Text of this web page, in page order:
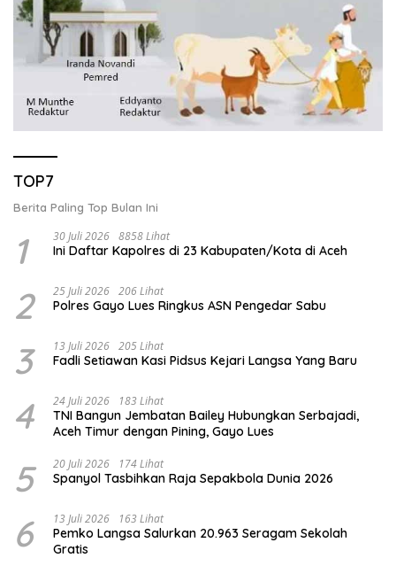
TOP7
Berita Paling Top Bulan Ini
1 30 Juli 2026 8858 Lihat
Ini Daftar Kapolres di 23 Kabupaten/Kota di Aceh
2 25 Juli 2026 206 Lihat
Polres Gayo Lues Ringkus ASN Pengedar Sabu
3 13 Juli 2026 205 Lihat
Fadli Setiawan Kasi Pidsus Kejari Langsa Yang Baru
4 24 Juli 2026 183 Lihat
TNI Bangun Jembatan Bailey Hubungkan Serbajadi,
Aceh Timur dengan Pining, Gayo Lues
5 20 Juli 2026 174 Lihat
Spanyol Tasbihkan Raja Sepakbola Dunia 2026
6 13 Juli 2026 163 Lihat
Pemko Langsa Salurkan 20.963 Seragam Sekolah
Gratis